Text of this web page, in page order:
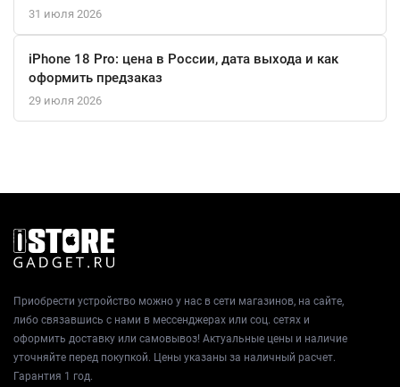
31 июля 2026
iPhone 18 Pro: цена в России, дата выхода и как
оформить предзаказ
29 июля 2026
Приобрести устройство можно у нас в сети магазинов, на сайте,
либо связавшись с нами в мессенджерах или соц. сетях и
оформить доставку или самовывоз! Актуальные цены и наличие
уточняйте перед покупкой. Цены указаны за наличный расчет.
Гарантия 1 год.